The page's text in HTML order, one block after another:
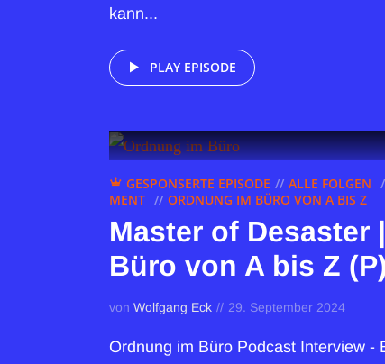
kann...
PLAY EPISODE
GESPONSERTE EPISODE
ALLE FOLGEN
MENT
ORDNUNG IM BÜRO VON A BIS Z
Master of Desaster
Büro von A bis Z (P)
von Wolfgang Eck 29. September 2024
Ordnung im Büro Podcast Interview -